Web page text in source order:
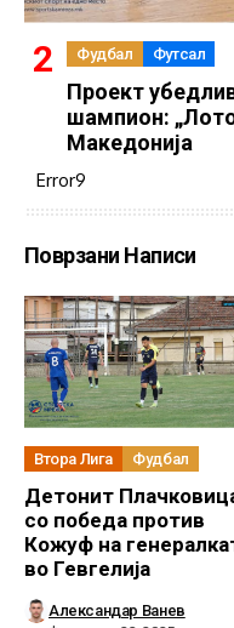
Фудбал Футсал
Проект
шампион:
Македонија
Error9
Поврзани Написи
Втора Лига Фудбал
Детонит
со победа против
Кожуф на
во Гевгелија
Александар Ванев